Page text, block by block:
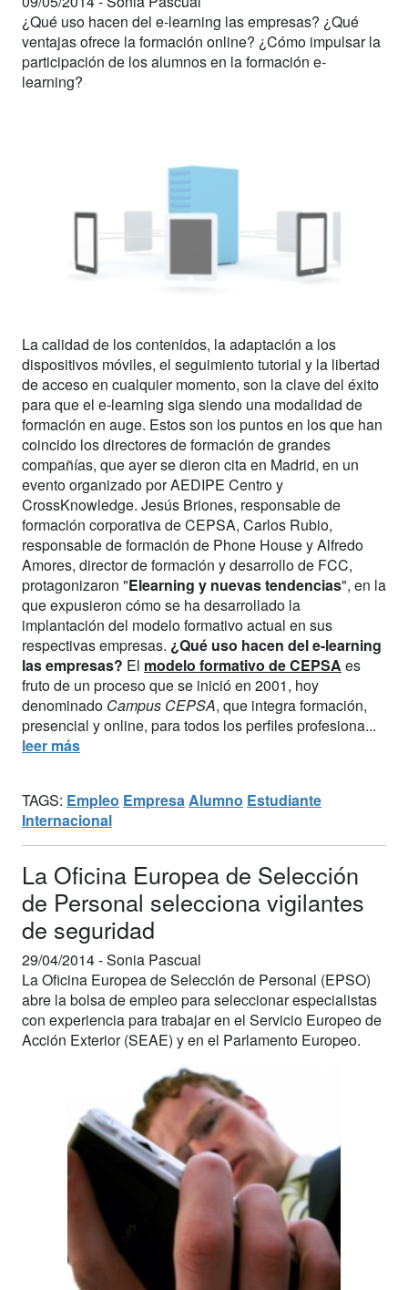
¿Qué uso hacen del e-learning las empresas? ¿Qué
ventajas ofrece la formación online? ¿Cómo impulsar la
participación de los alumnos en la formación e-
learning?
La calidad de los contenidos, la adaptación a los
dispositivos móviles, el seguimiento tutorial y la libertad
de acceso en cualquier momento, son la clave del éxito
para que el e-learning siga siendo una modalidad de
formación en auge. Estos son los puntos en los que han
coincido los directores de formación de grandes
compañías, que ayer se dieron cita en Madrid, en un
evento organizado por AEDIPE Centro y
CrossKnowledge. Jesús Briones, responsable de
formación corporativa de CEPSA, Carlos Rubio,
responsable de formación de Phone House y Alfredo
Amores, director de formación y desarrollo de FCC,
protagonizaron "Elearning y nuevas tendencias", en la
que expusieron cómo se ha desarrollado la
implantación del modelo formativo actual en sus
respectivas empresas. ¿Qué uso hacen del e-learning
las empresas? El modelo formativo de CEPSA es
fruto de un proceso que se inició en 2001, hoy
denominado Campus CEPSA, que integra formación,
presencial y online, para todos los perfiles profesiona...
leer más
TAGS: Empleo Empresa Alumno Estudiante
Internacional
La Oficina Europea de Selección
de Personal selecciona vigilantes
de seguridad
29/04/2014 -Sonia Pascual
La Oficina Europea de Selección de Personal (EPSO)
abre la bolsa de empleo para seleccionar especialistas
con experiencia para trabajar en el Servicio Europeo de
Acción Exterior (SEAE) y en el Parlamento Europeo.